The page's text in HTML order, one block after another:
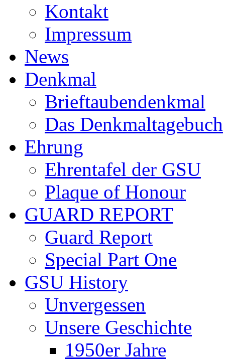
Kontakt
Impressum
News
Denkmal
Brieftaubendenkmal
Das Denkmaltagebuch
Ehrung
Ehrentafel der GSU
Plaque of Honour
GUARD REPORT
Guard Report
Special Part One
GSU History
Unvergessen
Unsere Geschichte
1950er Jahre